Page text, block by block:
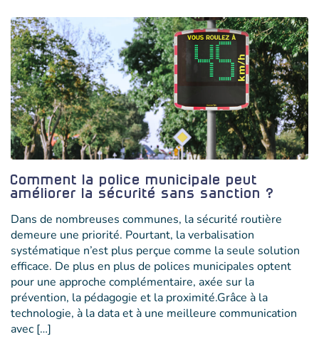
Comment la police municipale peut
améliorer la sécurité sans sanction ?
Dans de nombreuses communes, la sécurité routière
demeure une priorité. Pourtant, la verbalisation
systématique n’est plus perçue comme la seule solution
efficace. De plus en plus de polices municipales optent
pour une approche complémentaire, axée sur la
prévention, la pédagogie et la proximité.Grâce à la
technologie, à la data et à une meilleure communication
avec […]